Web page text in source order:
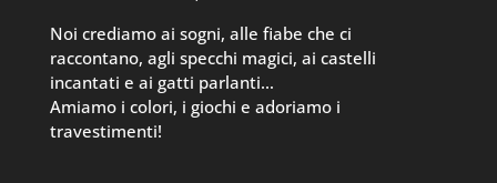
Noi crediamo ai sogni, alle fiabe che ci
raccontano, agli specchi magici, ai castelli
incantati e ai gatti parlanti…
Amiamo i colori, i giochi e adoriamo i
travestimenti!